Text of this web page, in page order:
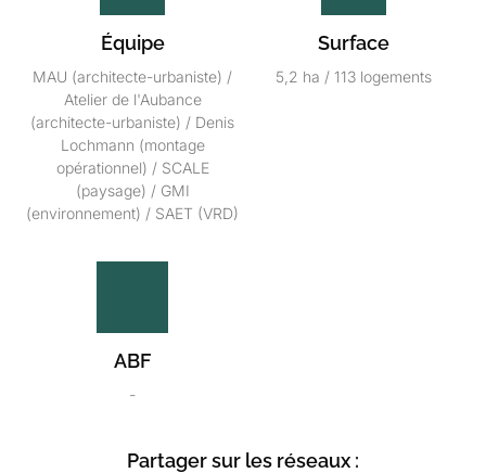
Équipe
MAU (architecte-urbaniste) /
Atelier de l'Aubance
(architecte-urbaniste) / Denis
Lochmann (montage
opérationnel) / SCALE
(paysage) / GMI
(environnement) / SAET (VRD)
Surface
5,2 ha / 113 logements
ABF
-
Partager sur les réseaux :